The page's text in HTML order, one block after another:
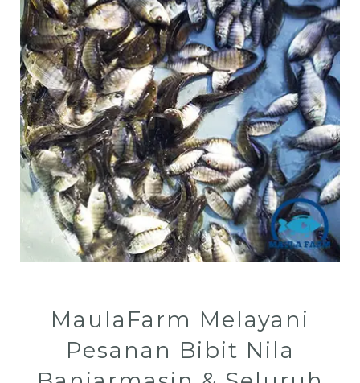
MaulaFarm Melayani
Pesanan Bibit Nila